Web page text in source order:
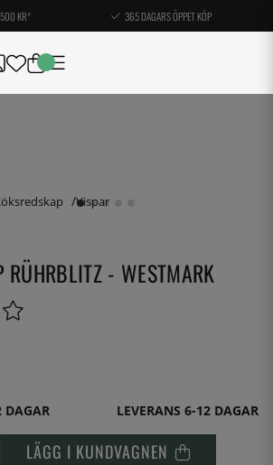
500 KR* 365 DAGARS ÖPPET KÖP
Vispar
RÜHRBLITZ - WESTMARK
LEVERANS 6-12 DAGAR
LÄGG I KUNDVAGNEN